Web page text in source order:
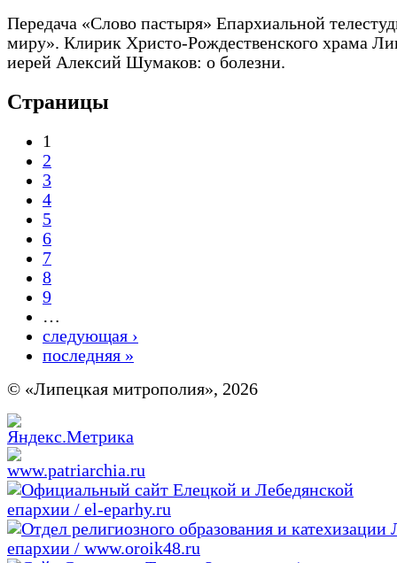
Передача «Слово пастыря» Епархиальной
миру». Клирик Христо-Рождественского храма
иерей Алексий Шумаков: о болезни.
Страницы
1
2
3
4
5
6
7
8
9
…
следующая ›
последняя »
© «Липецкая митрополия», 2026